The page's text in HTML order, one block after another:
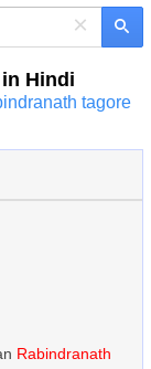
×
Hindi
tagore
Rabindranath